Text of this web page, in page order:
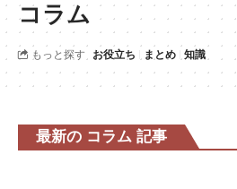
コラム
もっと探す お役立ち まとめ 知識
最新の コラム 記事